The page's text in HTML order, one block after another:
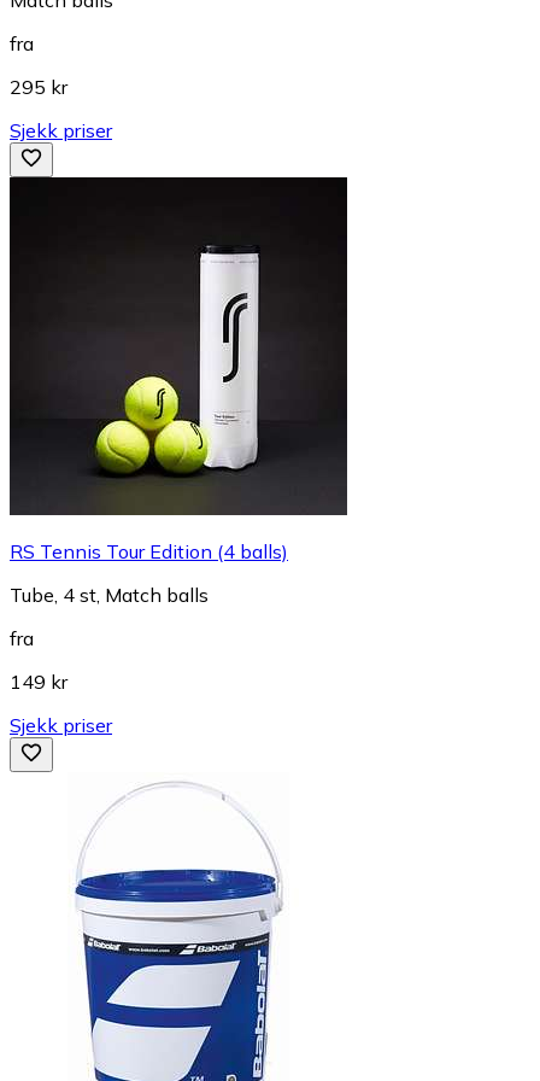
fra
295 kr
Sjekk priser
RS Tennis Tour Edition (4 balls)
Tube, 4 st, Match balls
fra
149 kr
Sjekk priser